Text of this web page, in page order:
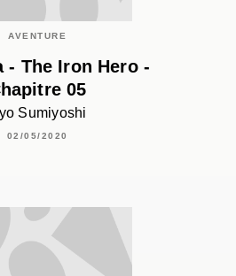
AVENTURE
- The Iron Hero -
05
Sumiyoshi
02/05/2020